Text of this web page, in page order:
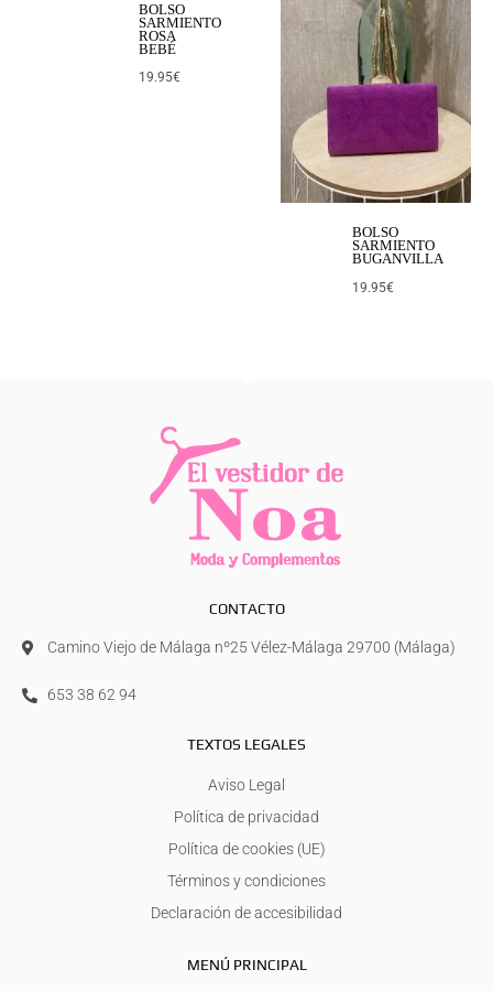
BOLSO
SARMIENTO
ROSA
BEBÉ
19.95€
BOLSO
SARMIENTO
BUGANVILLA
19.95€
CONTACTO
Camino Viejo de Málaga nº25 Vélez-Málaga 29700 (Málaga)
653 38 62 94
TEXTOS LEGALES
Aviso Legal
Política de privacidad
Política de cookies (UE)
Términos y condiciones
Declaración de accesibilidad
MENÚ PRINCIPAL